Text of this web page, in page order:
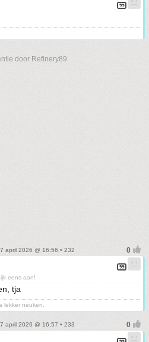
door Refinery89
april 2026 @ 16:56 • 232
eens aan!
tja
lekker neuken.
april 2026 @ 16:57 • 233